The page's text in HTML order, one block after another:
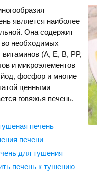
является наиболее
Она содержит
необходимых
витаминов (А, Е, В, РР,
и микроэлементов
фосфор и многие
ценными
говяжья печень.
печень
печени
для тушения
печень к тушению